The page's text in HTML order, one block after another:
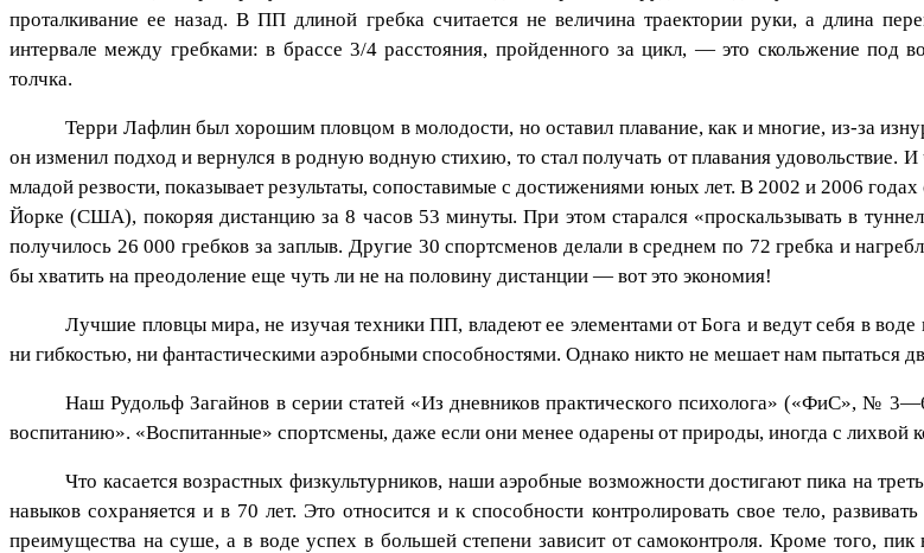
проталкивание ее назад. В ПП длиной гребка считается не величина траектории руки, а длина
интервале между гребками: в брассе 3/4 расстояния, пройденного за цикл, — это скольжение под
толчка.
Терри Лафлин был хорошим пловцом в молодости, но оставил плавание, как и многие, из-за
он изменил подход и вернулся в родную водную стихию, то стал получать от плавания удовольствие.
младой резвости, показывает результаты, сопоставимые с достижениями юных лет. В 2002 и 2006
Йорке (США), покоряя дистанцию за 8 часов 53 минуты. При этом старался «проскальзывать в
получилось 26 000 гребков за заплыв. Другие 30 спортсменов делали в среднем по 72 гребка и
бы хватить на преодоление еще чуть ли не на половину дистанции — вот это экономия!
Лучшие пловцы мира, не изучая техники ПП, владеют ее элементами от Бога и ведут себя в
ни гибкостью, ни фантастическими аэробными способностями. Однако никто не мешает нам пытаться
Наш Рудольф Загайнов в серии статей «Из дневников практического психолога» («ФиС», №
воспитанию». «Воспитанные» спортсмены, даже если они менее одарены от природы, иногда с лихвой
Что касается возрастных физкультурников, наши аэробные возможности достигают пика на
навыков сохраняется и в 70 лет. Это относится и к способности контролировать свое тело,
преимущества на суше, а в воде успех в большей степени зависит от самоконтроля. Кроме того,